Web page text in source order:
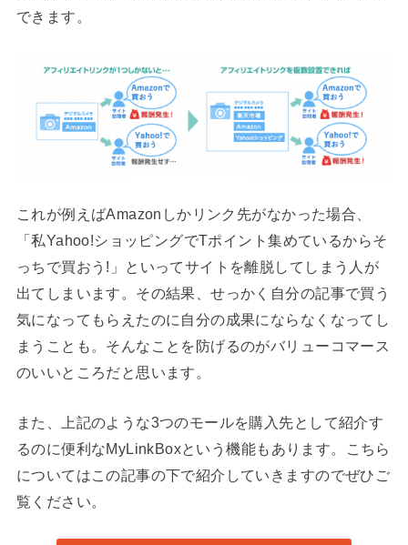
できます。
これが例えばAmazonしかリンク先がなかった場合、
「私Yahoo!ショッピングでTポイント集めているからそ
っちで買おう!」といってサイトを離脱してしまう人が
出てしまいます。その結果、せっかく自分の記事で買う
気になってもらえたのに自分の成果にならなくなってし
まうことも。そんなことを防げるのがバリューコマース
のいいところだと思います。
また、上記のような3つのモールを購入先として紹介す
るのに便利なMyLinkBoxという機能もあります。こちら
についてはこの記事の下で紹介していきますのでぜひご
覧ください。